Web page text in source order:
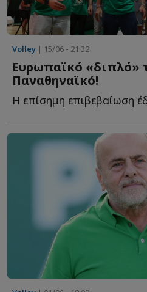
Volley | 15/06 - 21:32
Ευρωπαϊκό «διπλό»
Παναθηναϊκό!